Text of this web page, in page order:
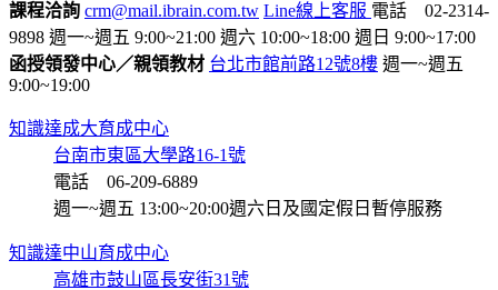
課程洽詢 crm@mail.ibrain.com.tw Line線上客服 電話 02-2314-
9898 週一~週五 9:00~21:00 週六 10:00~18:00 週日 9:00~17:00
函授領發中心／親領教材 台北市館前路12號8樓 週一~週五
9:00~19:00
知識達成大育成中心
台南市東區大學路16-1號
電話 06-209-6889
週一~週五 13:00~20:00週六日及國定假日暫停服務
知識達中山育成中心
高雄市鼓山區長安街31號